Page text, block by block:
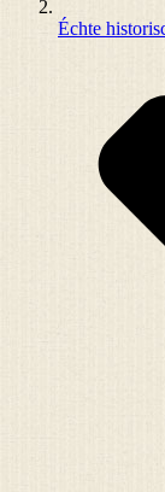
Échte